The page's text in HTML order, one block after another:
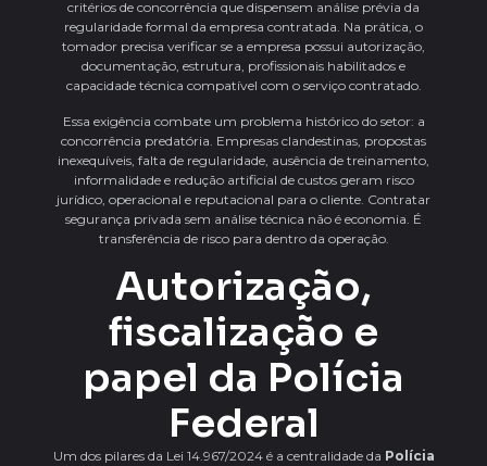
critérios de concorrência que dispensem análise prévia da
regularidade formal da empresa contratada. Na prática, o
tomador precisa verificar se a empresa possui autorização,
documentação, estrutura, profissionais habilitados e
capacidade técnica compatível com o serviço contratado.
Essa exigência combate um problema histórico do setor: a
concorrência predatória. Empresas clandestinas, propostas
inexequíveis, falta de regularidade, ausência de treinamento,
informalidade e redução artificial de custos geram risco
jurídico, operacional e reputacional para o cliente. Contratar
segurança privada sem análise técnica não é economia. É
transferência de risco para dentro da operação.
Autorização,
fiscalização e
papel da Polícia
Federal
Um dos pilares da Lei 14.967/2024 é a centralidade da Polícia